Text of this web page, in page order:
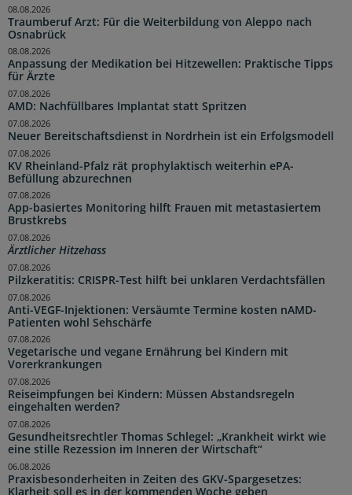
Traumberuf Arzt: Für die Weiterbildung von Aleppo nach
Osnabrück
08.08.2026
Anpassung der Medikation bei Hitzewellen: Praktische Tipps
für Ärzte
08.08.2026
AMD: Nachfüllbares Implantat statt Spritzen
07.08.2026
Neuer Bereitschaftsdienst in Nordrhein ist ein Erfolgsmodell
07.08.2026
KV Rheinland-Pfalz rät prophylaktisch weiterhin ePA-
Befüllung abzurechnen
07.08.2026
App-basiertes Monitoring hilft Frauen mit metastasiertem
Brustkrebs
07.08.2026
Ärztlicher Hitzehass
07.08.2026
Pilzkeratitis: CRISPR-Test hilft bei unklaren Verdachtsfällen
07.08.2026
Anti-VEGF-Injektionen: Versäumte Termine kosten nAMD-
Patienten wohl Sehschärfe
07.08.2026
Vegetarische und vegane Ernährung bei Kindern mit
Vorerkrankungen
07.08.2026
Reiseimpfungen bei Kindern: Müssen Abstandsregeln
eingehalten werden?
07.08.2026
Gesundheitsrechtler Thomas Schlegel: „Krankheit wirkt wie
eine stille Rezession im Inneren der Wirtschaft“
07.08.2026
Praxisbesonderheiten in Zeiten des GKV-Spargesetzes:
Klarheit soll es in der kommenden Woche geben
06.08.2026